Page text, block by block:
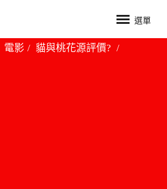
選單
電影 貓與桃花源評價?